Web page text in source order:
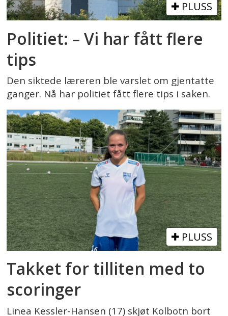
PLUSS
Politiet: – Vi har fått flere
tips
Den siktede læreren ble varslet om gjentatte
ganger. Nå har politiet fått flere tips i saken.
PLUSS
Takket for tilliten med to
scoringer
Linea Kessler-Hansen (17) skjøt Kolbotn bort